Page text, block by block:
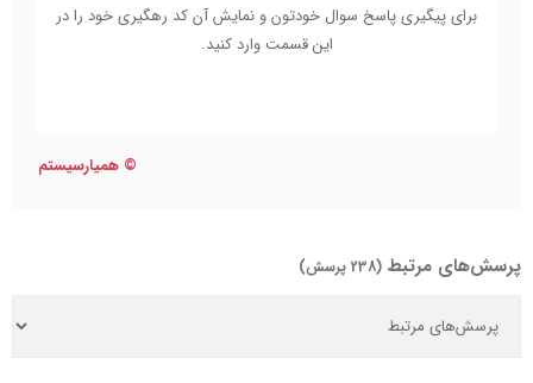
برای پیگیری پاسخ سوال خودتون و نمایش آن کد رهگیری خود را در
این قسمت وارد کنید.
© همیارسیستم
پرسش‌های مرتبط (238 پرسش)